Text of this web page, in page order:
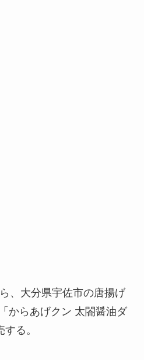
、大分県宇佐市の唐揚げ
からあげクン 太閤醤油ダ
る。